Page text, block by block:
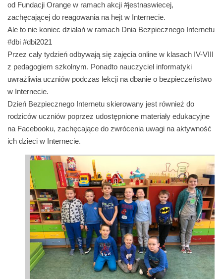
od Fundacji Orange w ramach akcji #jestnaswiecej,
zachęcającej do reagowania na hejt w Internecie.
Ale to nie koniec działań w ramach Dnia Bezpiecznego Internetu
#dbi #dbi2021
Przez cały tydzień odbywają się zajęcia online w klasach IV-VIII
z pedagogiem szkolnym. Ponadto nauczyciel informatyki
uwrażliwia uczniów podczas lekcji na dbanie o bezpieczeństwo
w Internecie.
Dzień Bezpiecznego Internetu skierowany jest również do
rodziców uczniów poprzez udostępnione materiały edukacyjne
na Facebooku, zachęcające do zwrócenia uwagi na aktywność
ich dzieci w Internecie.